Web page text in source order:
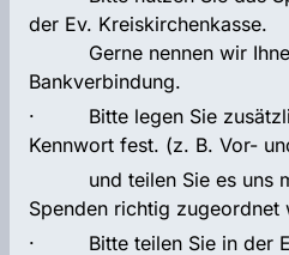
der Ev. Kreiskirchenkasse.
Gerne nennen wir
Bankverbindung.
· Bitte legen Sie
Kennwort fest. (z. B. Vor-
und teilen Sie es uns
Spenden richtig zugeordnet
· Bitte teilen Sie in der